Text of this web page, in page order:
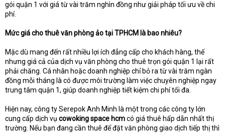
gói quận 1 với giá từ vài trăm nghìn đồng như giải pháp tối ưu về chi
phí.
Mức giá cho thuê văn phòng ảo tại TPHCM là bao nhiêu?
Mặc dù mang đến rất nhiều lợi ích đẳng cấp cho khách hàng, thế
nhưng giá cả của dịch vụ văn phòng cho thuê trọn gói quận 1 lại rất
phải chăng. Cá nhân hoặc doanh nghiệp chỉ bỏ ra từ vài trăm ngàn
đồng mỗi tháng là có được môi trường làm việc chuyên nghiệp ngay
trung tâm quận 1, giúp doanh nghiệp tiết kiệm chi phí tối đa.
Hiện nay, công ty Serepok Anh Minh là một trong các công ty lớn
cung cấp dịch vụ cowoking space hcmcó giá thuê hấp dẫn nhất thị
trường. Nếu bạn đang cần thuê để đặt văn phòng giao dịch tiếp thị thì